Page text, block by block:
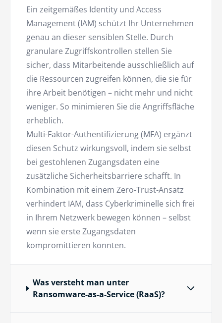
Ein zeitgemäßes Identity und Access
Management (IAM) schützt Ihr Unternehmen
genau an dieser sensiblen Stelle. Durch
granulare Zugriffskontrollen stellen Sie
sicher, dass Mitarbeitende ausschließlich auf
die Ressourcen zugreifen können, die sie für
ihre Arbeit benötigen – nicht mehr und nicht
weniger. So minimieren Sie die Angriffsfläche
erheblich.
Multi-Faktor-Authentifizierung (MFA) ergänzt
diesen Schutz wirkungsvoll, indem sie selbst
bei gestohlenen Zugangsdaten eine
zusätzliche Sicherheitsbarriere schafft. In
Kombination mit einem Zero-Trust-Ansatz
verhindert IAM, dass Cyberkriminelle sich frei
in Ihrem Netzwerk bewegen können – selbst
wenn sie erste Zugangsdaten
kompromittieren konnten.
Was versteht man unter
Ransomware-as-a-Service (RaaS)?